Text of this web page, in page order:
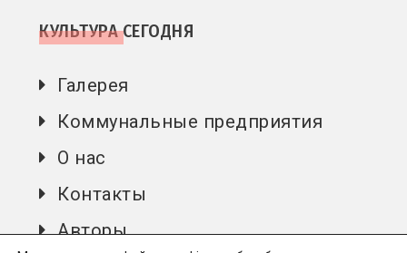
КУЛЬТУРА СЕГОДНЯ
Галерея
Коммунальные предприятия
О нас
Контакты
Авторы